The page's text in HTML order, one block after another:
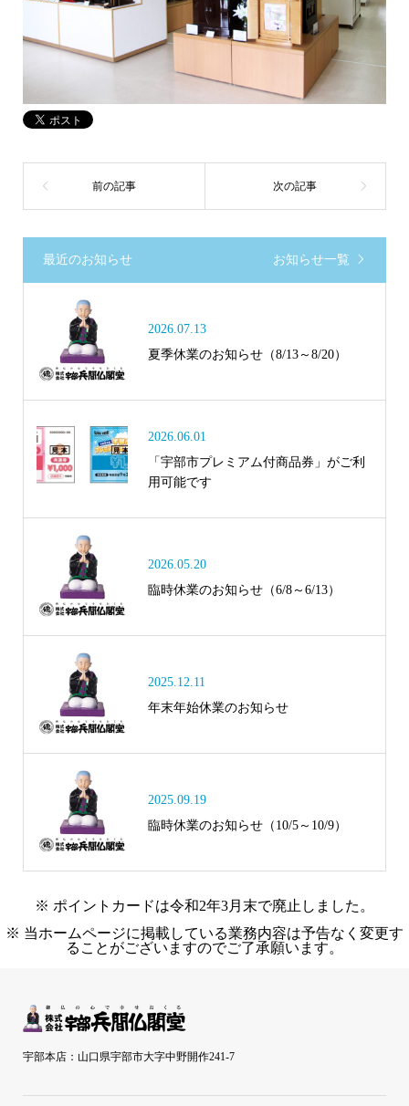
最近のお知らせ お知らせ一覧
2026.07.13
夏季休業のお知らせ（8/13～8/20）
2026.06.01
「宇部市プレミアム付商品券」がご利
用可能です
2026.05.20
臨時休業のお知らせ（6/8～6/13）
2025.12.11
年末年始休業のお知らせ
2025.09.19
臨時休業のお知らせ（10/5～10/9）
※ ポイントカードは令和2年3月末で廃止しました。
※ 当ホームページに掲載している業務内容は予告なく変更す
ることがございますのでご了承願います。
宇部本店：山口県宇部市大字中野開作241-7